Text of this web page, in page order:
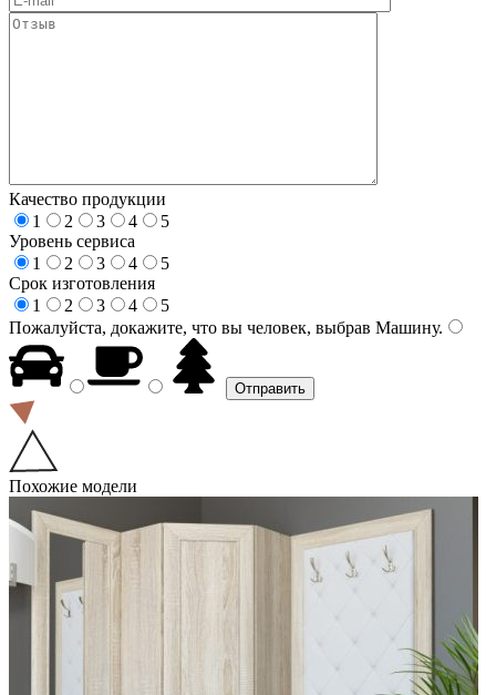
Качество продукции
1
2 3 4
5
Уровень сервиса
1
2 3 4
5
Срок изготовления
1
2 3 4
5
Пожалуйста, докажите, что вы человек, выбрав Машину.
Похожие модели